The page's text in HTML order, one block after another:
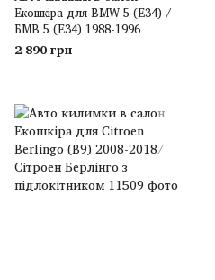
Екошкіра для BMW 5 (E34) /
БМВ 5 (E34) 1988-1996
2 890 грн